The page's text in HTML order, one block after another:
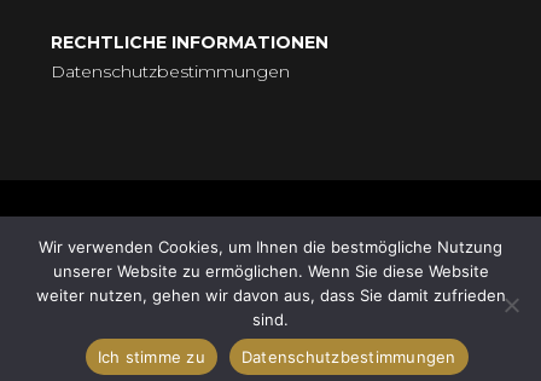
Robert Christow
RECHTLICHE INFORMATIONEN
Datenschutzbestimmungen
© BULGARIA-ESTATE - Всички права запазени. Адрес: бул.
„Княгиня Мария Луиза“ № 9, ет. 5, 9000 Варна |
Поддръжка отHomeGrid| Synchronisation von Standort
Wir verwenden Cookies, um Ihnen die bestmögliche Nutzung
unserer Website zu ermöglichen. Wenn Sie diese Website
weiter nutzen, gehen wir davon aus, dass Sie damit zufrieden
sind.
Ich stimme zu
Datenschutzbestimmungen